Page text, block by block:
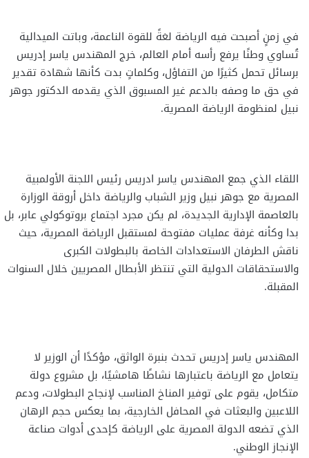
في زمنٍ أصبحت فيه الرياضة لغةً للقوة الناعمة، وباتت الميدالية
تُساوي وطنًا يرفع رأسه أمام العالم، خرج المهندس ياسر إدريس
برسائل تحمل كثيرًا من التفاؤل، وكلماتٍ بدت كأنها شهادة تقدير
في حق ما وصفه بالدعم غير المسبوق الذي يقدمه الدكتور جوهر
نبيل لمنظومة الرياضة المصرية.
اللقاء الذي جمع المهندس ياسر ادريس رئيس اللجنة الأولمبية
المصرية مع جوهر نبيل وزير الشباب والرياضة داخل أروقة الوزارة
بالعاصمة الإدارية الجديدة، لم يكن مجرد اجتماع بروتوكولي عابر، بل
بدا وكأنه غرفة عمليات مفتوحة لمستقبل الرياضة المصرية، حيث
ناقش الطرفان الاستعدادات الخاصة بالبطولات الكبرى
والاستحقاقات الدولية التي تنتظر الأبطال المصريين خلال السنوات
المقبلة.
المهندس ياسر إدريس تحدث بنبرة الواثق، مؤكدًا أن الوزير لا
يتعامل مع الرياضة باعتبارها نشاطًا هامشيًا، بل مشروع دولة
متكامل، يقوم على توفير المناخ المناسب لإنجاح البطولات، ودعم
اللاعبين والبعثات في المحافل الخارجية، بما يعكس حجم الرهان
الذي تضعه الدولة المصرية على الرياضة كإحدى أدوات صناعة
الإنجاز الوطني.